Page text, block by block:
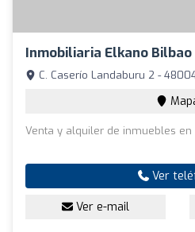
Inmobiliaria Elkano
C. Caserío Landaburu 2 -
Venta y alquiler de inmuebles en
Ver
Ver e-mail